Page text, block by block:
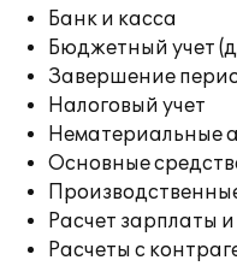
Банк и касса
Бюджетный учет
Завершение
Налоговый учет
Нематериальные
Основные
Расчет зарплаты
Расчеты с